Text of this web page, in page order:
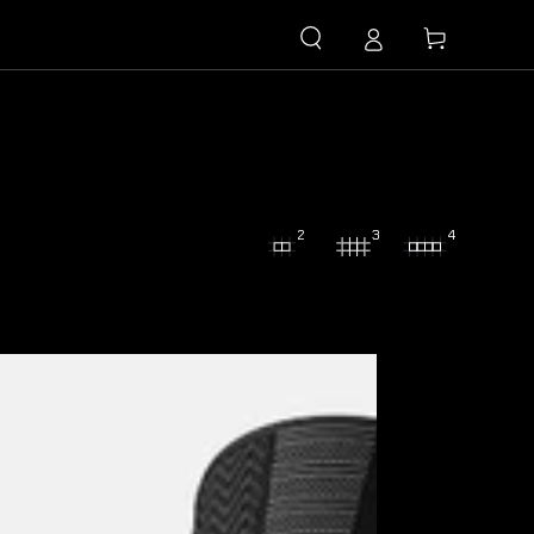
物
車
2 3 4